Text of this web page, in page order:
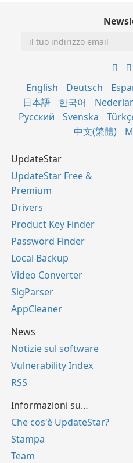
English Deutsch
日本語
한국어
Русский
Svenska
中文(繁體)
UpdateStar
UpdateStar Free &
Premium
Drivers
Product Key Finder
Password Finder
Local Backup
Video Converter
SigParser
AppCleaner
News
Notizie sul software
Vulnerability Index
RSS
Informazioni su…
Che cos'è UpdateStar?
Stampa
Team